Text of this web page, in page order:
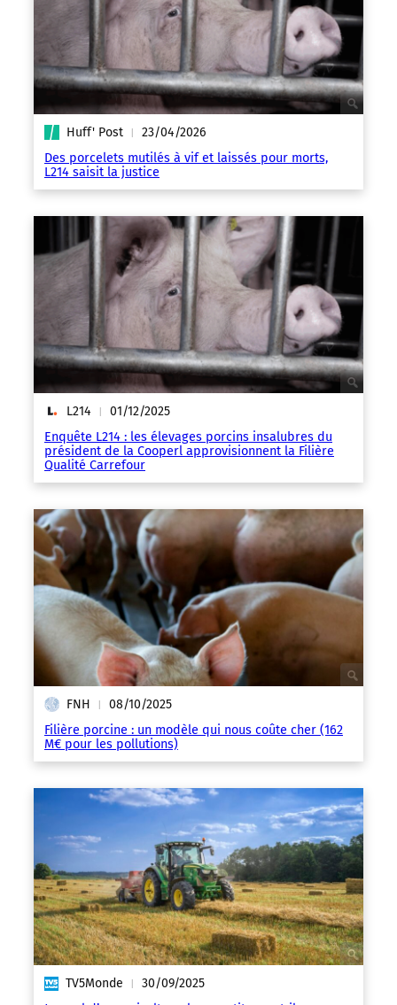
Huff' Post | 23/04/2026
Des porcelets mutilés à vif et laissés pour morts,
L214 saisit la justice
L214 | 01/12/2025
Enquête L214 : les élevages porcins insalubres du
président de la Cooperl approvisionnent la Filière
Qualité Carrefour
FNH | 08/10/2025
Filière porcine : un modèle qui nous coûte cher (162
M€ pour les pollutions)
TV5Monde | 30/09/2025